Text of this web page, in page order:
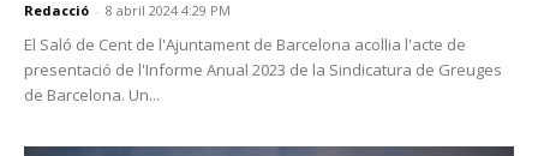
Redacció - 8 abril 2024 4:29 PM
El Saló de Cent de l'Ajuntament de Barcelona acollia l'acte de
presentació de l'Informe Anual 2023 de la Sindicatura de Greuges
de Barcelona. Un...